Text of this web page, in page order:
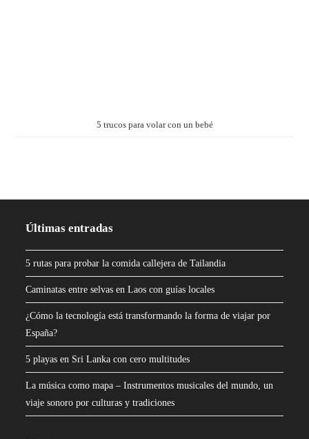
5 trucos para volar con un bebé
Últimas entradas
5 rutas para probar la comida callejera de Tailandia
Caminatas entre selvas en Laos con guías locales
¿Cómo la tecnología está transformando la forma de viajar por
España?
5 playas en Sri Lanka con cero multitudes
La música como mapa – Instrumentos musicales del mundo, un
viaje sonoro por culturas y tradiciones